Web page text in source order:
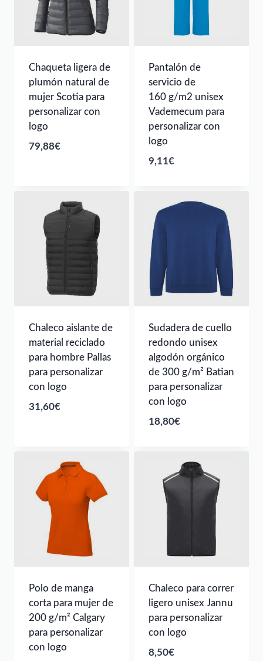
Chaqueta ligera de
plumón natural de
mujer Scotia para
personalizar con
logo
79,88€
Pantalón de
servicio de
160 g/m2 unisex
Vademecum para
personalizar con
logo
9,11€
Chaleco aislante de
material reciclado
para hombre Pallas
para personalizar
con logo
31,60€
Sudadera de cuello
redondo unisex
algodón orgánico
de 300 g/m² Batian
para personalizar
con logo
18,80€
Polo de manga
corta para mujer de
200 g/m² Calgary
para personalizar
con logo
Chaleco para correr
ligero unisex Jannu
para personalizar
con logo
8,50€